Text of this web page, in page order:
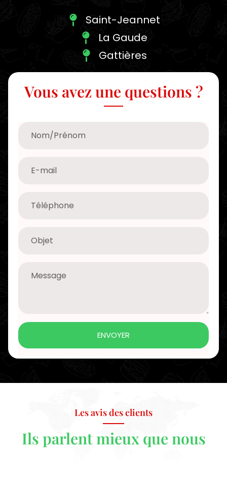
Saint-Jeannet
La Gaude
Gattières
Vous avez une questions ?
ENVOYER
Les avis des clients
Ils parlent mieux que nous